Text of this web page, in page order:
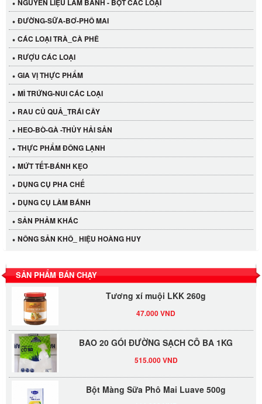
NGUYÊN LIỆU LÀM BÁNH - BỘT CÁC LOẠI
ĐƯỜNG-SỮA-BƠ-PHÔ MAI
CÁC LOẠI TRÀ_CÀ PHÊ
RƯỢU CÁC LOẠI
GIA VỊ THỰC PHẨM
MÌ TRỨNG-NUI CÁC LOẠI
RAU CỦ QUẢ_TRÁI CÂY
HEO-BÒ-GÀ -THỦY HẢI SẢN
THỰC PHẨM ĐÔNG LẠNH
MỨT TẾT-BÁNH KẸO
DỤNG CỤ PHA CHẾ
DỤNG CỤ LÀM BÁNH
SẢN PHẢM KHÁC
NÔNG SẢN KHÔ_ HIỆU HOÀNG HUY
SẢN PHẨM BÁN CHẠY
Cần Tây Đà Lạt
40.000 VND
LỐC 12 HỦ Tương xí muội LKK 260g
BAO 20 GÓI ĐƯỜNG SẠCH CÔ BA 1KG